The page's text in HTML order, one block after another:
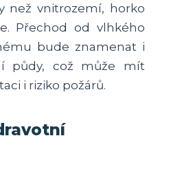
než vnitrozemí, horko
Přechod od vlhkého
bude znamenat i
půdy, což může mít
i riziko požárů.